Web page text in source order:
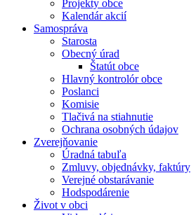
Projekty obce
Kalendár akcií
Samospráva
Starosta
Obecný úrad
Štatút obce
Hlavný kontrolór obce
Poslanci
Komisie
Tlačivá na stiahnutie
Ochrana osobných údajov
Zverejňovanie
Úradná tabuľa
Zmluvy, objednávky, faktúry
Verejné obstarávanie
Hodspodárenie
Život v obci